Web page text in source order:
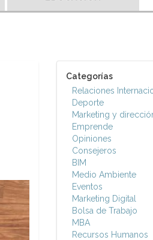
Categorías
Relaciones
Deporte
Marketing y
Emprende
Opiniones
Consejeros
BIM
Medio Ambiente
Eventos
Marketing Digital
Bolsa de Trabajo
MBA
Recursos Humanos